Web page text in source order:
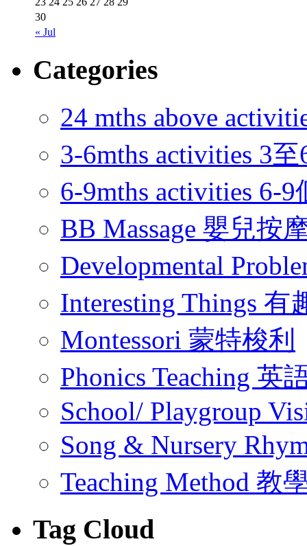
« Jul
30
Categories
24 mths above
3-6mths activities 3
6-9mths activities 6-
BB Massage 嬰兒按
Developmental
Interesting Things 有
Montessori 蒙特梭利
Phonics Teaching 英
School/ Playgroup
Song & Nursery
Teaching Method 教
Tag Cloud